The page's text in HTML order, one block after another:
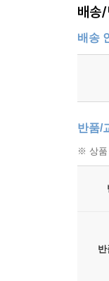
배송
배송
반품/
※ 상품